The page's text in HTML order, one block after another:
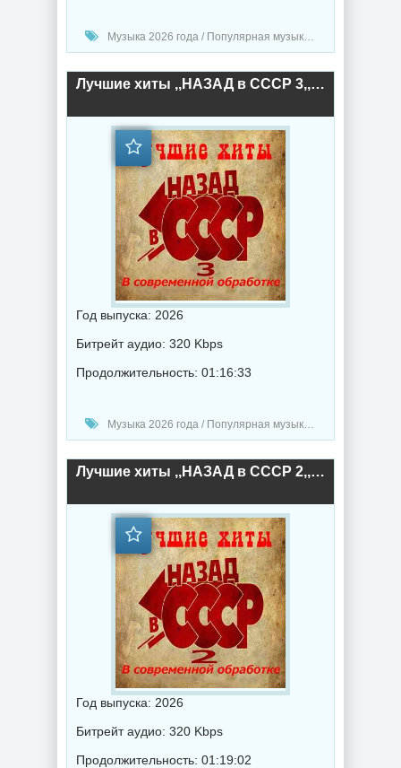
Музыка 2026 года / Популярная музыка / Поп музыка / Танцевальная музыка / Радио-Хиты / Радио-сборники / Сборник музыка
Лучшие хиты ,,НАЗАД в СССР 3,, В современной обработке (2026) торрент
Год выпуска: 2026
Битрейт аудио: 320 Kbps
Продолжительность: 01:16:33
Музыка 2026 года / Популярная музыка / Ретро музыка / Поп музыка / Сборник музыка
Лучшие хиты ,,НАЗАД в СССР 2,, В современной обработке (2026) торрент
Год выпуска: 2026
Битрейт аудио: 320 Kbps
Продолжительность: 01:19:02